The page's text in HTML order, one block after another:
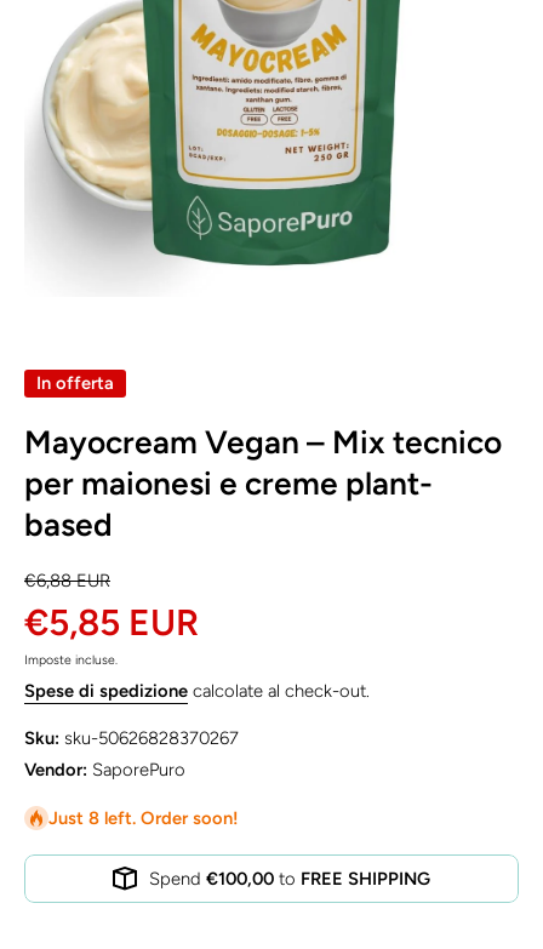
In offerta
Mayocream Vegan – Mix tecnico
per maionesi e creme plant-
based
€6,88 EUR
€5,85 EUR
Imposte incluse.
Spese di spedizione calcolate al check-out.
Sku: sku-50626828370267
Vendor: SaporePuro
Just 8 left. Order soon!
Spend €100,00 to FREE SHIPPING